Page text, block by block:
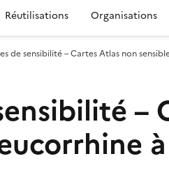
Réutilisations Organisations
de sensibilité – Cartes Atlas non
–